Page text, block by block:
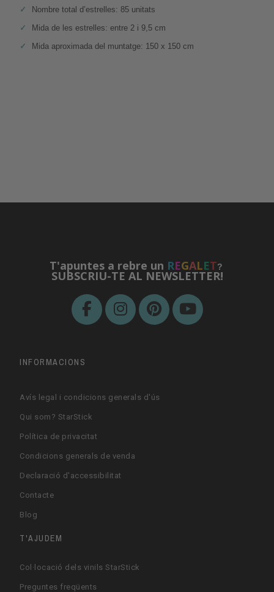
Nombre total d’estrelles: 85 unitats
Mida de les estrelles: entre 2 i 9,5 cm
Mida aproximada del muntatge: 150 x 150 cm
T'apuntes a rebre un REGALET?
SUBSCRIU-TE AL NEWSLETTER!
INFORMACIONS
Avís legal i condicions generals d'ús
Qui som? StarStick
Política de privacitat
Condicions generals de venda
Declaració d'accessibilitat
Contacte
Blog
T'AJUDEM
Col·locació dels vinils StarStick
Preguntes freqüents